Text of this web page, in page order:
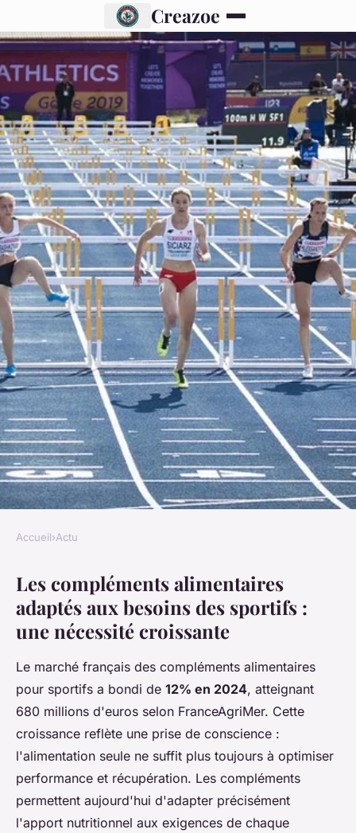
Creazoe
Les compléments alimentaires
qui boostent vos performances
sportives
Nathan •16 décembre 2025•8 min de lecture
Accueil›Actu
Les compléments alimentaires
adaptés aux besoins des sportifs :
une nécessité croissante
Le marché français des compléments alimentaires
pour sportifs a bondi de 12% en 2024, atteignant
680 millions d'euros selon FranceAgriMer. Cette
croissance reflète une prise de conscience :
l'alimentation seule ne suffit plus toujours à optimiser
performance et récupération. Les compléments
permettent aujourd'hui d'adapter précisément
l'apport nutritionnel aux exigences de chaque